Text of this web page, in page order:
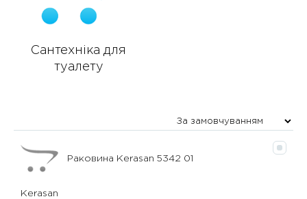
Сантехніка для
туалету
Раковина Kerasan 5342 01
Kerasan